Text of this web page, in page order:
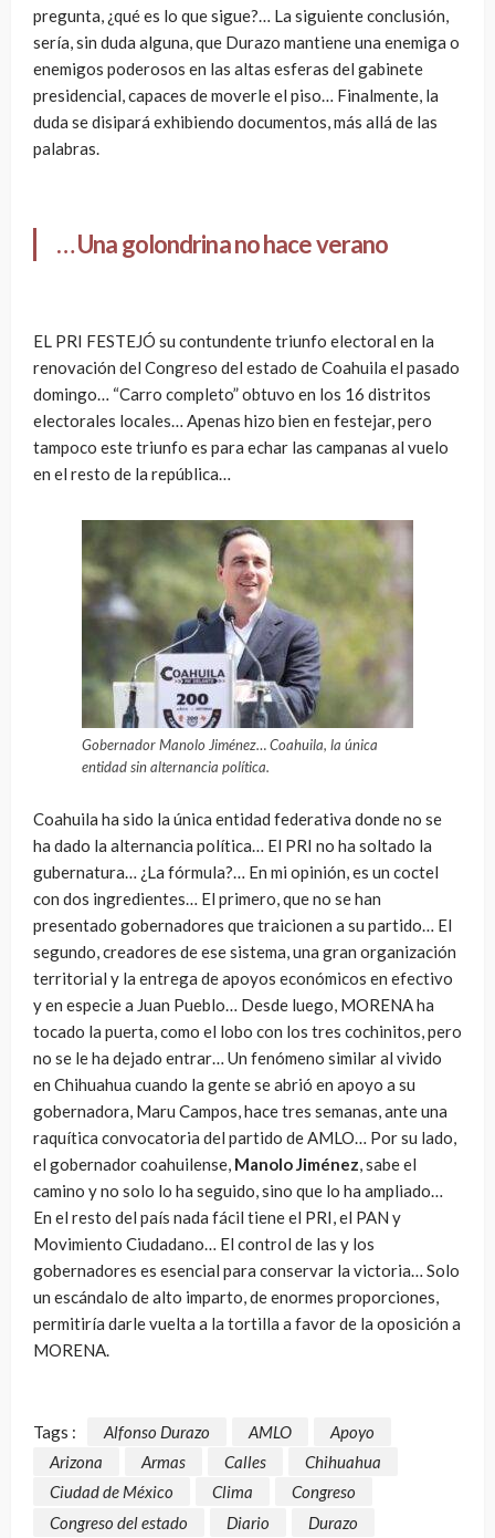
pregunta, ¿qué es lo que sigue?… La siguiente conclusión,
sería, sin duda alguna, que Durazo mantiene una enemiga o
enemigos poderosos en las altas esferas del gabinete
presidencial, capaces de moverle el piso… Finalmente, la
duda se disipará exhibiendo documentos, más allá de las
palabras.
… Una golondrina no hace verano
EL PRI FESTEJÓ su contundente triunfo electoral en la
renovación del Congreso del estado de Coahuila el pasado
domingo… “Carro completo” obtuvo en los 16 distritos
electorales locales… Apenas hizo bien en festejar, pero
tampoco este triunfo es para echar las campanas al vuelo
en el resto de la república…
Gobernador Manolo Jiménez… Coahuila, la única
entidad sin alternancia política.
Coahuila ha sido la única entidad federativa donde no se
ha dado la alternancia política… El PRI no ha soltado la
gubernatura… ¿La fórmula?… En mi opinión, es un coctel
con dos ingredientes… El primero, que no se han
presentado gobernadores que traicionen a su partido… El
segundo, creadores de ese sistema, una gran organización
territorial y la entrega de apoyos económicos en efectivo
y en especie a Juan Pueblo… Desde luego, MORENA ha
tocado la puerta, como el lobo con los tres cochinitos, pero
no se le ha dejado entrar… Un fenómeno similar al vivido
en Chihuahua cuando la gente se abrió en apoyo a su
gobernadora, Maru Campos, hace tres semanas, ante una
raquítica convocatoria del partido de AMLO… Por su lado,
el gobernador coahuilense, Manolo Jiménez, sabe el
camino y no solo lo ha seguido, sino que lo ha ampliado…
En el resto del país nada fácil tiene el PRI, el PAN y
Movimiento Ciudadano… El control de las y los
gobernadores es esencial para conservar la victoria… Solo
un escándalo de alto imparto, de enormes proporciones,
permitiría darle vuelta a la tortilla a favor de la oposición a
MORENA.
Tags : Alfonso Durazo AMLO
Apoyo
Arizona
Armas Calles
Chihuahua
Ciudad de México
Clima
Congreso
Congreso del estado
Diario Durazo